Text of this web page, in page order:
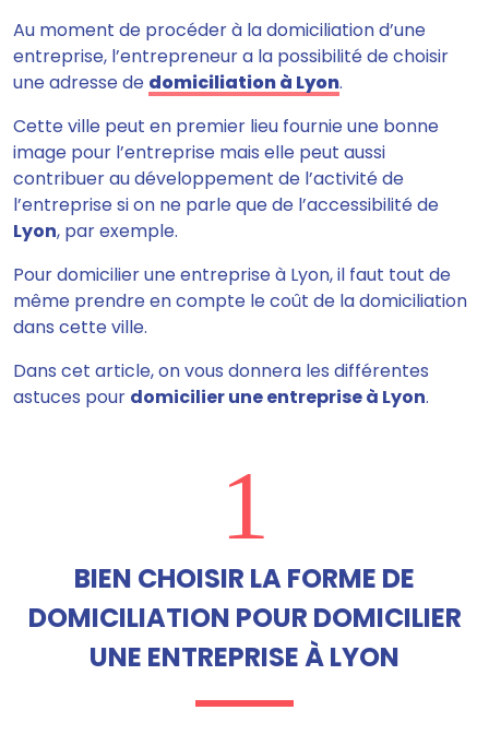
Au moment de procéder à la domiciliation d’une
entreprise, l’entrepreneur a la possibilité de choisir
une adresse de domiciliation à Lyon.
Cette ville peut en premier lieu fournie une bonne
image pour l’entreprise mais elle peut aussi
contribuer au développement de l’activité de
l’entreprise si on ne parle que de l’accessibilité de
Lyon, par exemple.
Pour domicilier une entreprise à Lyon, il faut tout de
même prendre en compte le coût de la domiciliation
dans cette ville.
Dans cet article, on vous donnera les différentes
astuces pour domicilier une entreprise à Lyon.
1
BIEN CHOISIR LA FORME DE
DOMICILIATION POUR DOMICILIER
UNE ENTREPRISE À LYON